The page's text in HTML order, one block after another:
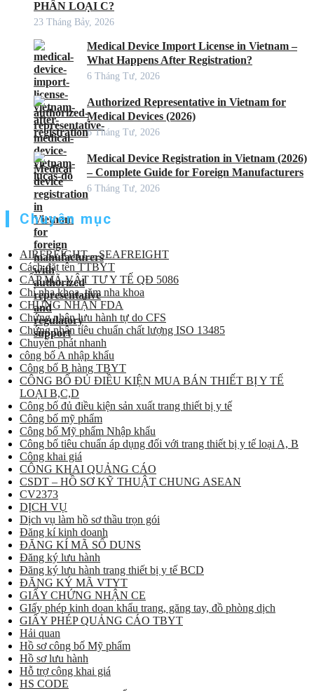
PHÂN LOẠI C?
23 Tháng Bảy, 2026
Medical Device Import License in Vietnam –
What Happens After Registration?
6 Tháng Tư, 2026
Authorized Representative in Vietnam for
Medical Devices (2026)
6 Tháng Tư, 2026
Medical Device Registration in Vietnam (2026)
– Complete Guide for Foreign Manufacturers
6 Tháng Tư, 2026
Chuyên mục
AIRFREIGHT – SEAFREIGHT
Cách đặt tên TTBYT
CẤP MÃ VẬT TƯ Y TẾ QĐ 5086
Chỉ nha khoa, tăm nha khoa
CHỨNG NHẬN FDA
Chứng nhận lưu hành tự do CFS
Chứng nhận tiêu chuẩn chất lượng ISO 13485
Chuyển phát nhanh
công bố A nhập khẩu
Công bố B hàng TBYT
CÔNG BỐ ĐỦ ĐIỀU KIỆN MUA BÁN THIẾT BỊ Y TẾ
LOẠI B,C,D
Công bố đủ điều kiện sản xuất trang thiết bị y tế
Công bố mỹ phẩm
Công bố Mỹ phẩm Nhập khẩu
Công bố tiêu chuẩn áp dụng đối với trang thiết bị y tế loại A, B
Công khai giá
CÔNG KHAI QUẢNG CÁO
CSDT – HỒ SƠ KỸ THUẬT CHUNG ASEAN
CV2373
DỊCH VỤ
Dịch vụ làm hồ sơ thầu trọn gói
Đăng kí kinh doanh
ĐĂNG KÍ MÃ SỐ DUNS
Đăng ký lưu hành
Đăng ký lưu hành trang thiết bị y tế BCD
ĐĂNG KÝ MÃ VTYT
GIẤY CHỨNG NHẬN CE
GIấy phép kinh doan khẩu trang, găng tay, đồ phòng dịch
GIẤY PHÉP QUẢNG CÁO TBYT
Hải quan
Hồ sơ công bố Mỹ phẩm
Hồ sơ lưu hành
Hỗ trợ công khai giá
HS CODE